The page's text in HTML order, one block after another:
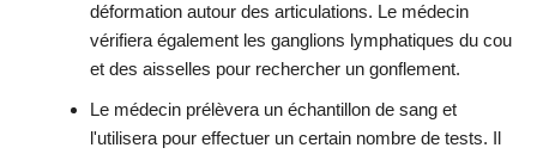
déformation autour des articulations. Le médecin
vérifiera également les ganglions lymphatiques du cou
et des aisselles pour rechercher un gonflement.
Le médecin prélèvera un échantillon de sang et
l'utilisera pour effectuer un certain nombre de tests. Il